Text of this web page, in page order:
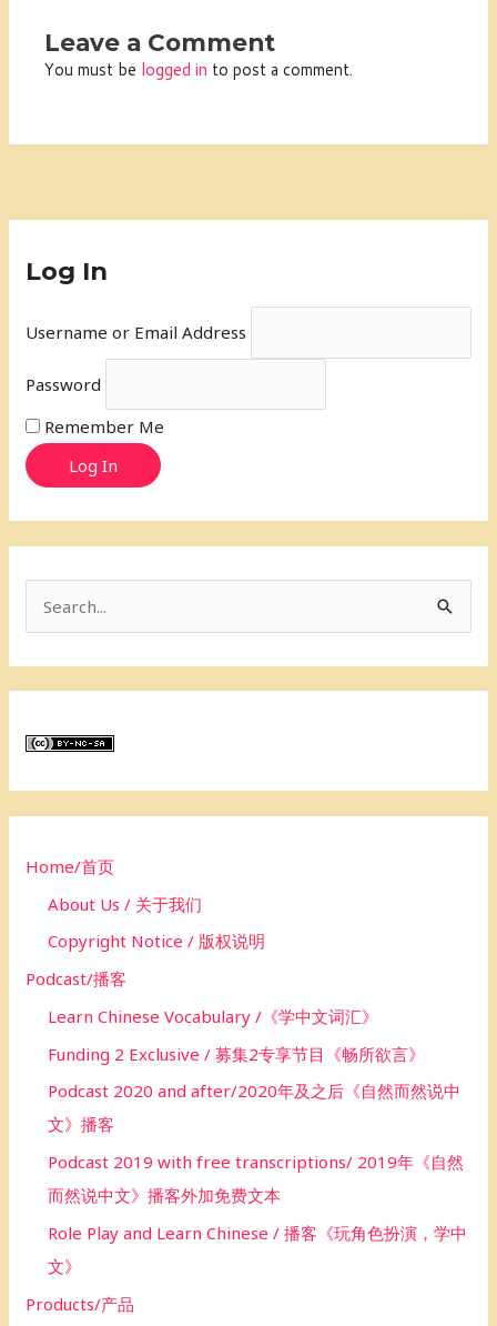
Leave a Comment
You must be logged in to post a comment.
Log In
Username or Email Address
Password
Remember Me
Log In
c
rHome/首页
About Us / 关于我们
Copyright Notice / 版权说明
Podcast/播客
Learn Chinese Vocabulary /《学中文词汇》
Funding 2 Exclusive / 募集2专享节目《畅所欲言》
Podcast 2020 and after/2020年及之后《自然而然说中
文》播客
Podcast 2019 with free transcriptions/ 2019年《自然
而然说中文》播客外加免费文本
Role Play and Learn Chinese / 播客《玩角色扮演，学中
文》
Products/产品